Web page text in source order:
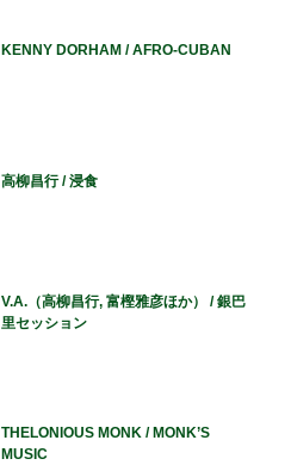
KENNY DORHAM / AFRO-CUBAN
高柳昌行 / 浸食
V.A.（高柳昌行, 富樫雅彦ほか） / 銀巴
里セッション
THELONIOUS MONK / MONK’S
MUSIC